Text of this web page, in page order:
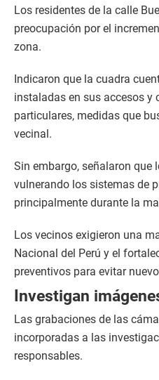
Los residentes de la calle
preocupación por el
zona.
Indicaron que la cuadra
instaladas en sus accesos y
particulares, medidas que
vecinal.
Sin embargo, señalaron que
vulnerando los sistemas de
principalmente durante la
Los vecinos exigieron una
Nacional del Perú y el
preventivos para evitar
Investigan
Las grabaciones de las
incorporadas a las
responsables.